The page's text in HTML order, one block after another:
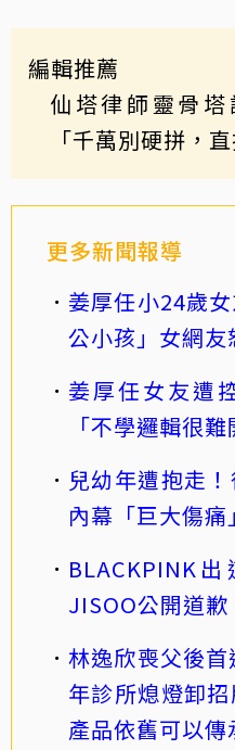
編輯推薦
仙塔律師靈骨
「千萬別硬拼，
更多新聞報導
姜厚任小24歲
公小孩」女網友
姜厚任女友遭
「不學邏輯很難
兒幼年遭抱走
內幕「巨大傷痛」
BLACKPINK
JISOO公開道
林逸欣喪父後
年診所熄燈卸
產品依舊可以傳